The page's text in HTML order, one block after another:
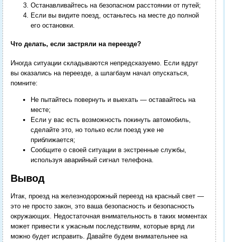
Останавливайтесь на безопасном расстоянии от путей;
Если вы видите поезд, останьтесь на месте до полной
его остановки.
Что делать, если застряли на переезде?
Иногда ситуации складываются непредсказуемо. Если вдруг
вы оказались на переезде, а шлагбаум начал опускаться,
помните:
Не пытайтесь повернуть и выехать — оставайтесь на
месте;
Если у вас есть возможность покинуть автомобиль,
сделайте это, но только если поезд уже не
приближается;
Сообщите о своей ситуации в экстренные службы,
используя аварийный сигнал телефона.
Вывод
Итак, проезд на железнодорожный переезд на красный свет —
это не просто закон, это ваша безопасность и безопасность
окружающих. Недостаточная внимательность в таких моментах
может привести к ужасным последствиям, которые вряд ли
можно будет исправить. Давайте будем внимательнее на